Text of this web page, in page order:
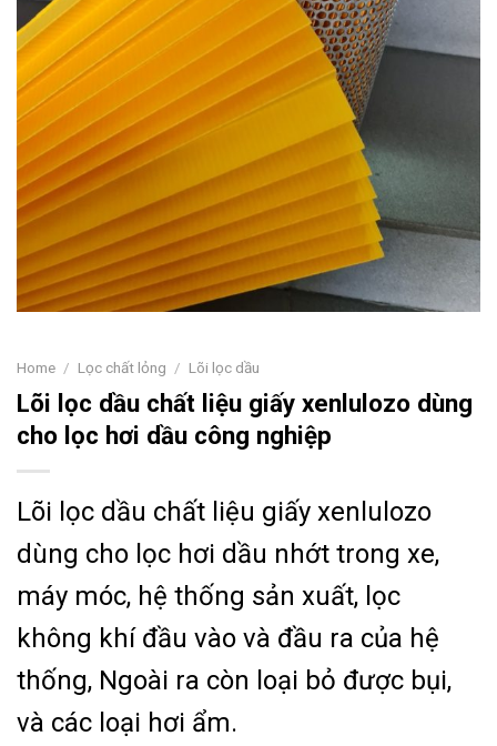
Home / Lọc chất lỏng / Lõi lọc dầu
Lõi lọc dầu chất liệu giấy xenlulozo dùng
cho lọc hơi dầu công nghiệp
Lõi lọc dầu chất liệu giấy xenlulozo
dùng cho lọc hơi dầu nhớt trong xe,
máy móc, hệ thống sản xuất, lọc
không khí đầu vào và đầu ra của hệ
thống, Ngoài ra còn loại bỏ được bụi,
và các loại hơi ẩm.